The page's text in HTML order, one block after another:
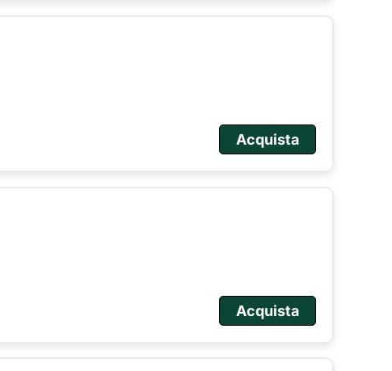
Acquista
Acquista